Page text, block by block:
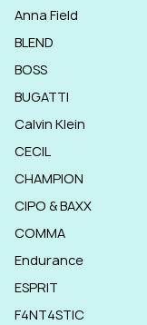
Anna Field
BLEND
BOSS
BUGATTI
Calvin Klein
CECIL
CHAMPION
CIPO & BAXX
COMMA
Endurance
ESPRIT
F4NT4STIC